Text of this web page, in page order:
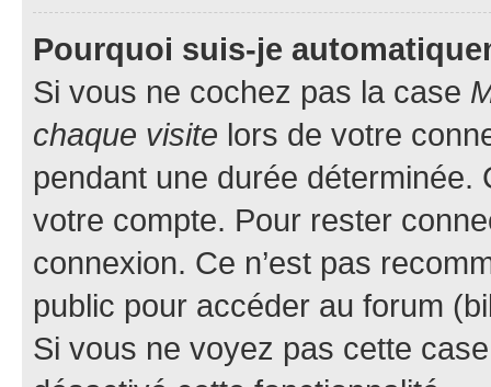
Pourquoi suis-je
Si vous ne cochez pas la case
chaque visite lors de votre
pendant une durée déterminée.
votre compte. Pour rester
connexion. Ce n’est pas
public pour accéder au forum
Si vous ne voyez pas cette